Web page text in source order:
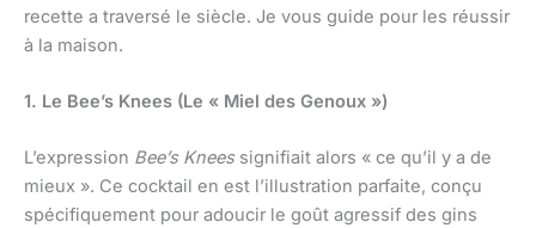
recette a traversé le siècle. Je vous guide pour les réussir
à la maison.
1. Le Bee’s Knees (Le « Miel des Genoux »)
L’expression Bee’s Kneessignifiait alors « ce qu’il y a de
mieux ». Ce cocktail en est l’illustration parfaite, conçu
spécifiquement pour adoucir le goût agressif des gins